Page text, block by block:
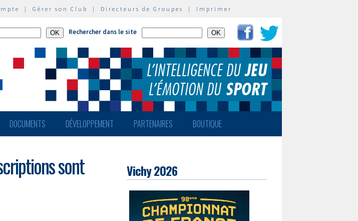
| Gérer son Club | Directeurs de Groupes | Imprimer
Rechercher dans le site
DOCUMENTS DÉVELOPPEMENT PARTENAIRES BOUTIQUE
sont
Vichy 2026